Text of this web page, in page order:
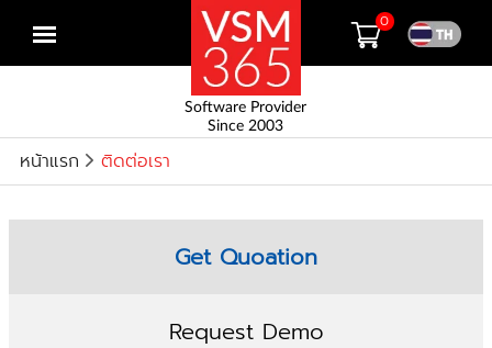
Open
Software Provider
Since 2003
0
หน้าแรก ติดต่อเรา
Get Quoation
Request Demo